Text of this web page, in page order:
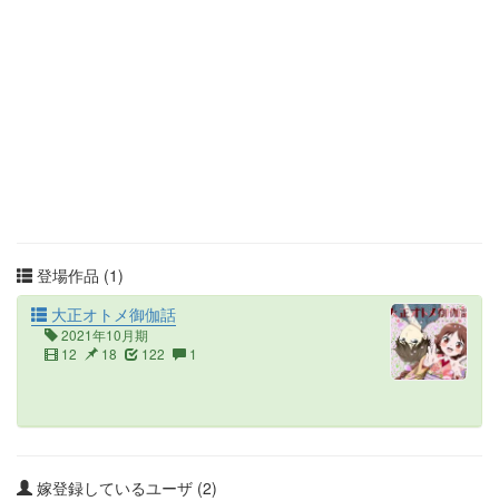
登場作品 (1)
大正オトメ御伽話
2021年10月期
12
18 122 1
嫁登録しているユーザ (2)